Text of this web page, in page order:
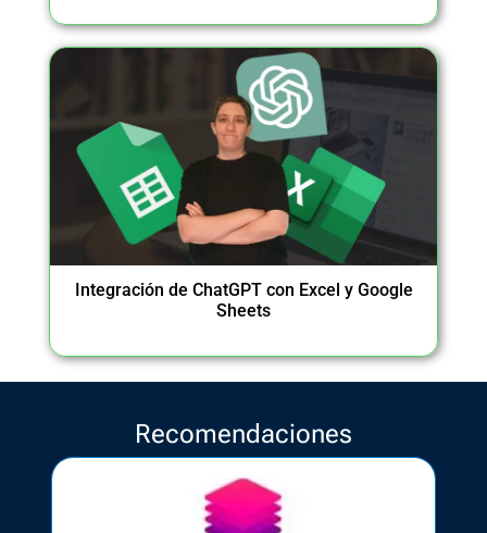
Integración de ChatGPT con Excel y Google
Sheets
Recomendaciones